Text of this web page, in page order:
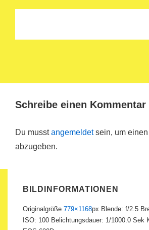
Schreibe einen Kommentar
Du musstangemeldetsein, um
abzugeben.
BILDINFORMATIONEN
Originalgröße 779×1168px Blende: f/2.5
ISO: 100 Belichtungsdauer: 1/1000.0 Sek